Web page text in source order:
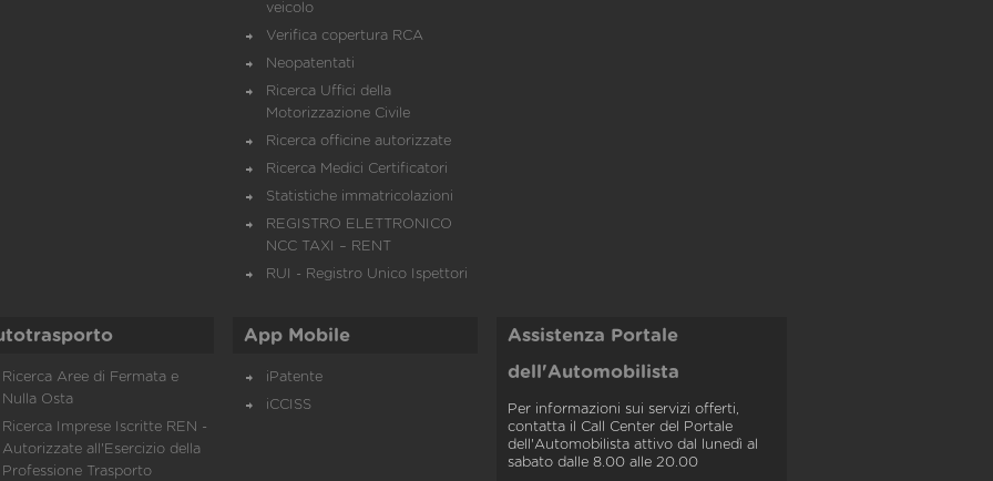
veicolo
Verifica copertura RCA
Neopatentati
Ricerca Uffici della
Motorizzazione Civile
Ricerca officine autorizzate
Ricerca Medici Certificatori
Statistiche immatricolazioni
REGISTRO ELETTRONICO
NCC TAXI – RENT
RUI - Registro Unico Ispettori
Ricerca Aree di Fermata e
Nulla Osta
Ricerca Imprese Iscritte REN -
Autorizzate all'Esercizio della
Professione Trasporto
App Mobile
iPatente
iCCISS
Assistenza Portale
dell'Automobilista
Per informazioni sui servizi offerti,
contatta il Call Center del Portale
dell'Automobilista attivo dal lunedì al
sabato dalle 8.00 alle 20.00